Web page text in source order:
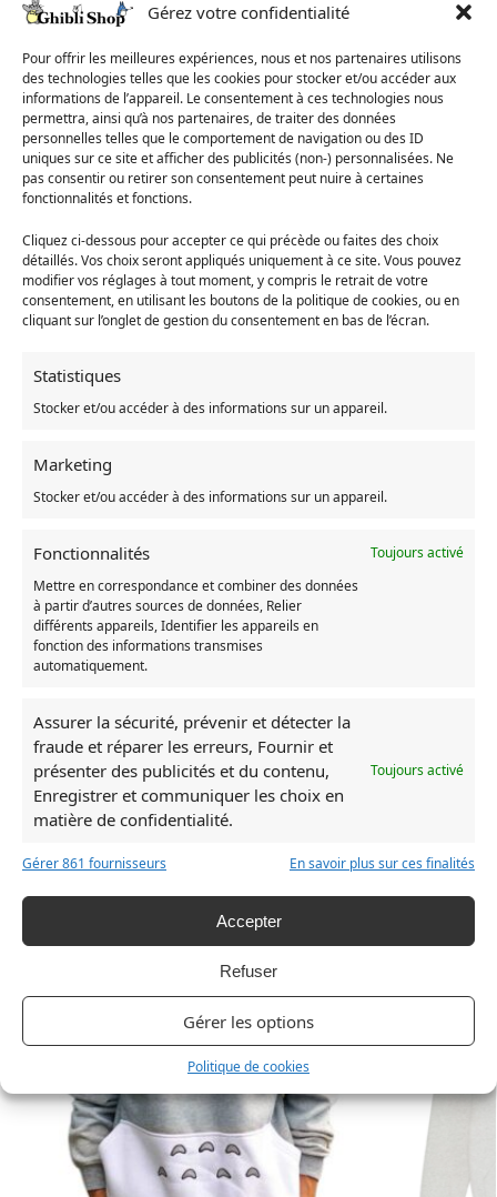
Gérez votre confidentialité
Pour offrir les meilleures expériences, nous et nos partenaires utilisons
des technologies telles que les cookies pour stocker et/ou accéder aux
informations de l’appareil. Le consentement à ces technologies nous
permettra, ainsi qu’à nos partenaires, de traiter des données
personnelles telles que le comportement de navigation ou des ID
uniques sur ce site et afficher des publicités (non-) personnalisées. Ne
pas consentir ou retirer son consentement peut nuire à certaines
fonctionnalités et fonctions.
Cliquez ci-dessous pour accepter ce qui précède ou faites des choix
détaillés. Vos choix seront appliqués uniquement à ce site. Vous pouvez
modifier vos réglages à tout moment, y compris le retrait de votre
consentement, en utilisant les boutons de la politique de cookies, ou en
cliquant sur l’onglet de gestion du consentement en bas de l’écran.
Statistiques
Stocker et/ou accéder à des informations sur un appareil.
Marketing
Stocker et/ou accéder à des informations sur un appareil.
Fonctionnalités
Toujours activé
Mettre en correspondance et combiner des données
à partir d’autres sources de données, Relier
différents appareils, Identifier les appareils en
fonction des informations transmises
automatiquement.
Assurer la sécurité, prévenir et détecter la
fraude et réparer les erreurs, Fournir et
présenter des publicités et du contenu,
Enregistrer et communiquer les choix en
matière de confidentialité.
Toujours activé
Gérer 861 fournisseurs En savoir plus sur ces finalités
Accepter
Refuser
Gérer les options
Politique de cookies
Sur ceSweat, on peut apercevoir notre
adorableTotoroen train de piquer un
Roupillon. Ah… Ça donne envie de faire
une petite pause !
Produit haut de gamme de bonne qualité
Disponible du M au 5XL
coloris : blanc chiné, bordeaux et noir
Pour un effet plus ample, choisissez une taille au-dessus de votre
taille habituelle.
Longueur (cm) Tour de poitrine (cm)
Épaules (cm)
XL
68
2XL
70 112
47
4XL
74
50
EXPEDITION
Expédiée en 24h à 48h
UGS : 7331382165762-sweat-totoro-roupillon
Catégories : Mon voisin Totoro,Sweat Totoro
Totoro